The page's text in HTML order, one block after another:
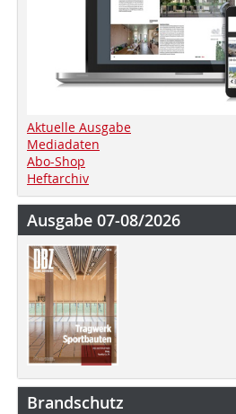
Aktuelle Ausgabe
Mediadaten
Abo-Shop
Heftarchiv
Ausgabe 07-08/2026
Brandschutz